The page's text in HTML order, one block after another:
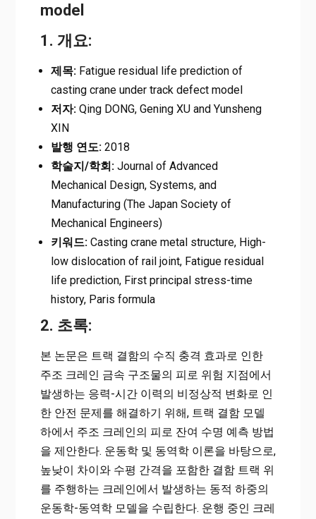
model
1. 개요:
제목:Fatigue residual life prediction of
casting crane under track defect model
저자:Qing DONG, Gening XU and Yunsheng
XIN
발행 연도:2018
학술지/학회:Journal of Advanced
Mechanical Design, Systems, and
Manufacturing (The Japan Society of
Mechanical Engineers)
키워드:Casting crane metal structure, High-
low dislocation of rail joint, Fatigue residual
life prediction, First principal stress-time
history, Paris formula
2. 초록:
본 논문은 트랙 결함의 수직 충격 효과로 인한
주조 크레인 금속 구조물의 피로 위험 지점에서
발생하는 응력-시간 이력의 비정상적 변화로 인
한 안전 문제를 해결하기 위해, 트랙 결함 모델
하에서 주조 크레인의 피로 잔여 수명 예측 방법
을 제안한다. 운동학 및 동역학 이론을 바탕으로,
높낮이 차이와 수평 간격을 포함한 결함 트랙 위
를 주행하는 크레인에서 발생하는 동적 하중의
운동학-동역학 모델을 수립한다. 운행 중인 크레